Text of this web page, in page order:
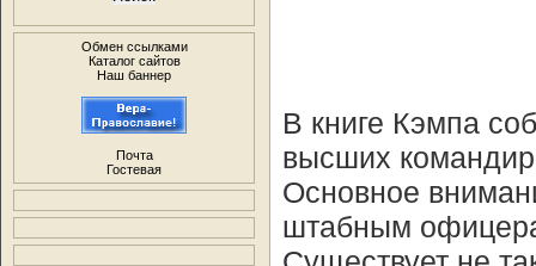
Обмен ссылками
Каталог сайтов
Наш баннер
Почта
Гостевая
В книге Кэмпа
высших
Основное
штабным